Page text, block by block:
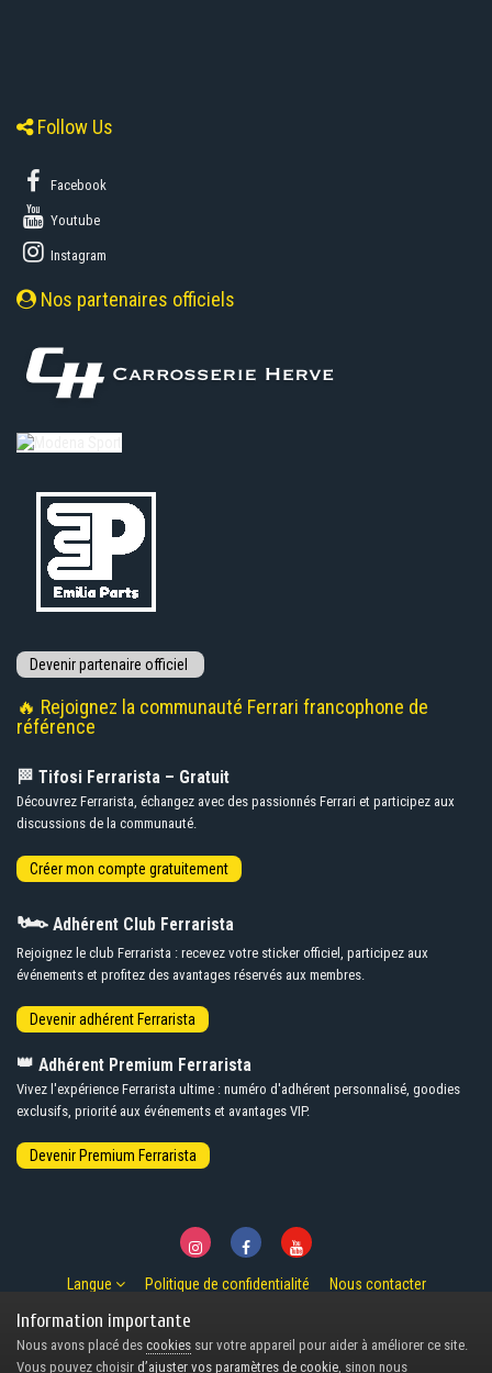
Follow Us
Facebook
Youtube
Instagram
Nos partenaires officiels
🔥 Rejoignez la communauté Ferrari francophone de
référence
🏁 Tifosi Ferrarista – Gratuit
Découvrez Ferrarista, échangez avec des passionnés Ferrari et participez aux
discussions de la communauté.
🏎️ Adhérent Club Ferrarista
Rejoignez le club Ferrarista : recevez votre sticker officiel, participez aux
événements et profitez des avantages réservés aux membres.
👑 Adhérent Premium Ferrarista
Vivez l'expérience Ferrarista ultime : numéro d'adhérent personnalisé, goodies
exclusifs, priorité aux événements et avantages VIP.
Langue Politique de confidentialité Nous contacter
© Copyright 2007-2026 Ferrarista.Club
Powered by Invision Community
Design by Invision Focus.
Information importante
Nous avons placé des cookies sur votre appareil pour aider à améliorer ce site.
Vous pouvez choisir d’ajuster vos paramètres de cookie, sinon nous